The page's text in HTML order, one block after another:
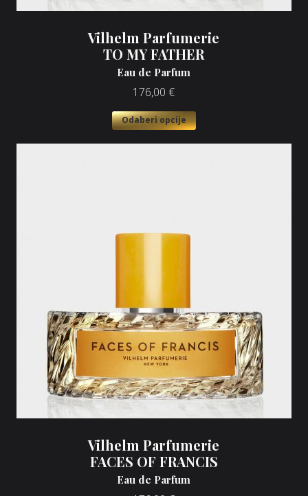
Vilhelm Parfumerie
TO MY FATHER
Eau de Parfum
176,00 €
Odaberi opcije
Vilhelm Parfumerie
FACES OF FRANCIS
Eau de Parfum